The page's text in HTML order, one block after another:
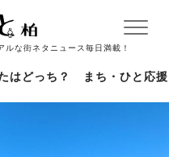
な街ネタニュース毎日満載！
はどっち？ まち・ひと応援